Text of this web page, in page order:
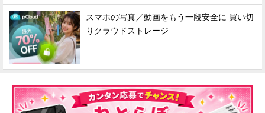
スマホの写真／動画をもう一段安全に 買い切
りクラウドストレージ